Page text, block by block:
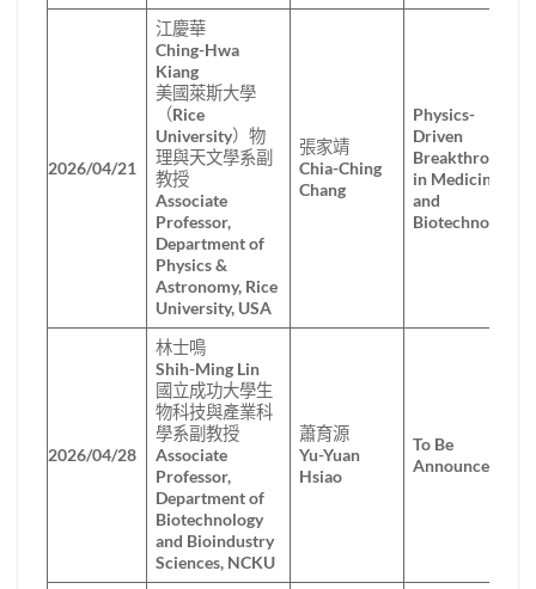
2026/04/21
江慶華
Ching-Hwa
Kiang
美國萊斯大學
（Rice
University）物
理與天文學系副
教授
Associate
Professor,
Department of
Physics &
Astronomy, Rice
University, USA
張家靖
Chia-Ching
Chang
Physics-
Driven
Breakthroughs
in Medicine
and
Biotechnology
2026/04/28
林士鳴
Shih-Ming Lin
國立成功大學生
物科技與產業科
學系副教授
Associate
Professor,
Department of
Biotechnology
and Bioindustry
Sciences, NCKU
蕭育源
Yu-Yuan
Hsiao
To Be
Announced